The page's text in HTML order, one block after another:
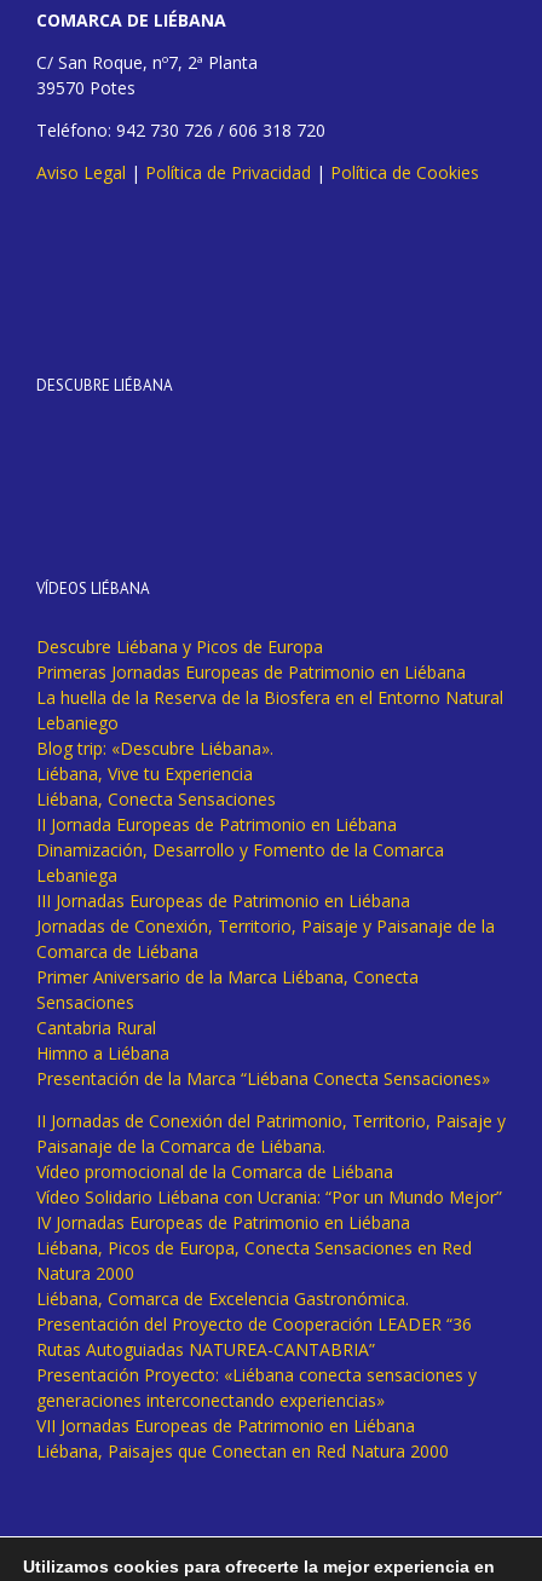
COMARCA DE LIÉBANA
C/ San Roque, nº7, 2ª Planta
39570 Potes
Teléfono: 942 730 726 / 606 318 720
Aviso Legal | Política de Privacidad | Política de Cookies
DESCUBRE LIÉBANA
VÍDEOS LIÉBANA
Descubre Liébana y Picos de Europa
Primeras Jornadas Europeas de Patrimonio en Liébana
La huella de la Reserva de la Biosfera en el Entorno Natural
Lebaniego
Blog trip: «Descubre Liébana».
Liébana, Vive tu Experiencia
Liébana, Conecta Sensaciones
II Jornada Europeas de Patrimonio en Liébana
Dinamización, Desarrollo y Fomento de la Comarca
Lebaniega
III Jornadas Europeas de Patrimonio en Liébana
Jornadas de Conexión, Territorio, Paisaje y Paisanaje de la
Comarca de Liébana
Primer Aniversario de la Marca Liébana, Conecta
Sensaciones
Cantabria Rural
Himno a Liébana
Presentación de la Marca “Liébana Conecta Sensaciones»
II Jornadas de Conexión del Patrimonio, Territorio, Paisaje y
Paisanaje de la Comarca de Liébana.
Vídeo promocional de la Comarca de Liébana
Vídeo Solidario Liébana con Ucrania: “Por un Mundo Mejor”
IV Jornadas Europeas de Patrimonio en Liébana
Liébana, Picos de Europa, Conecta Sensaciones en Red
Natura 2000
Liébana, Comarca de Excelencia Gastronómica.
Presentación del Proyecto de Cooperación LEADER “36
Rutas Autoguiadas NATUREA-CANTABRIA”
Presentación Proyecto: «Liébana conecta sensaciones y
generaciones interconectando experiencias»
VII Jornadas Europeas de Patrimonio en Liébana
Liébana, Paisajes que Conectan en Red Natura 2000
Utilizamos cookies para ofrecerte la mejor experiencia en